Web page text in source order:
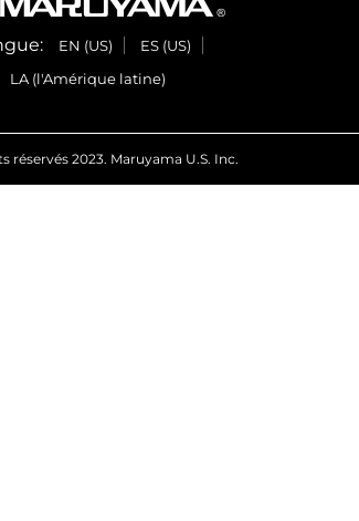
EN (US)
ES (US)
LA (l'Amérique latine)
réservés 2023. Maruyama U.S. Inc.